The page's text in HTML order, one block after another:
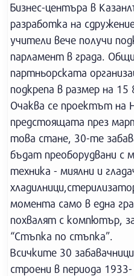
Бизнес-центъра в
разработка на
учители вече получи
парламент в града.
партньорската
подкрепа в размер на 15
Очаква се проектът на
предстоящата през
това стане, 30-те
бъдат преоборудвани с
техника - миялни и
момента само в една
похвалят с компютър,
“Стъпка по стъпка”.
Всичките 30
строени в периода